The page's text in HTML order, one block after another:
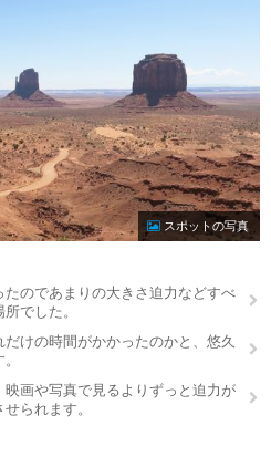
スポットの写真
のであまりの大きさ迫力などすべ
でした。
けの時間がかかったのかと、悠久
画や写真で見るよりずっと迫力が
られます。